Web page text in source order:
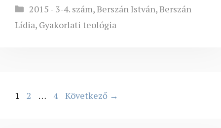
Kategória
2015 - 3-4. szám,Berszán István,Berszán
Lídia, Gyakorlati teológia
Oldal
1 Oldal
2 … Oldal
4 Következő →